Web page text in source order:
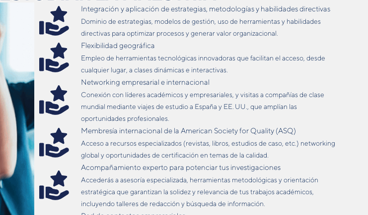
Integración y aplicación de estrategias, metodologías y habilidades directivas
Dominio de estrategias, modelos de gestión, uso de herramientas y habilidades
directivas para optimizar procesos y generar valor organizacional.
Flexibilidad geográfica
Empleo de herramientas tecnológicas innovadoras que facilitan el acceso, desde
cualquier lugar, a clases dinámicas e interactivas.
Networking empresarial e internacional
Conexión con líderes académicos y empresariales, y visitas a compañías de clase
mundial mediante viajes de estudio a España y EE. UU., que amplían las
oportunidades profesionales.
Membresía internacional de la American Society for Quality (ASQ)
Acceso a recursos especializados (revistas, libros, estudios de caso, etc.) networking
global y oportunidades de certificación en temas de la calidad.
Acompañamiento experto para potenciar tus investigaciones
Accederás a asesoría especializada, herramientas metodológicas y orientación
estratégica que garantizan la solidez y relevancia de tus trabajos académicos,
incluyendo talleres de redacción y búsqueda de información.